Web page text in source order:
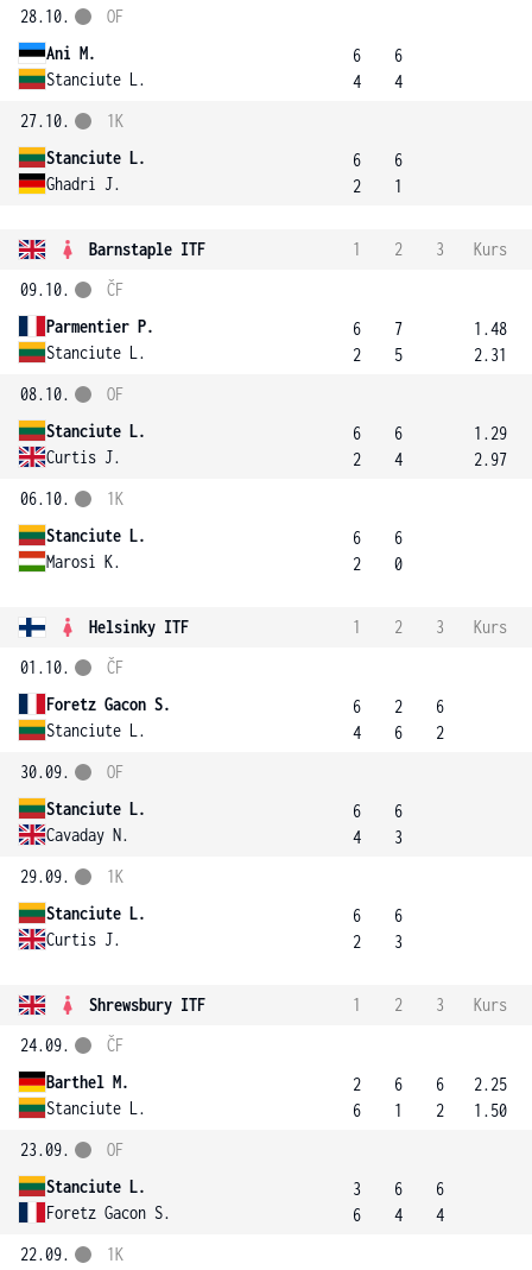
28.10.
Ani M.
Stanciute L.
OF
6
4
6
4
27.10.
Stanciute L.
Ghadri J.
1K
6
2
6
1
Barnstaple ITF 1 2 3
Kurs
09.10.
Parmentier P.
Stanciute L.
ČF
6
2
7
5
1.48
2.31
08.10.
Stanciute L.
Curtis J.
OF
6
2
6
4
1.29
2.97
06.10.
Stanciute L.
Marosi K.
1K
6
2
6
0
Helsinky ITF 1 2 3
Kurs
01.10.
Foretz Gacon S.
Stanciute L.
ČF
6
4
2
6
6
2
30.09.
Stanciute L.
Cavaday N.
OF
6
4
6
3
29.09.
Stanciute L.
Curtis J.
1K
6
2
6
3
Shrewsbury ITF 1 2 3
Kurs
24.09.
Barthel M.
Stanciute L.
ČF
2
6
6
1
6
2
2.25
1.50
23.09.
Stanciute L.
Foretz Gacon S.
OF
3
6
6
4
6
4
22.09.
1K